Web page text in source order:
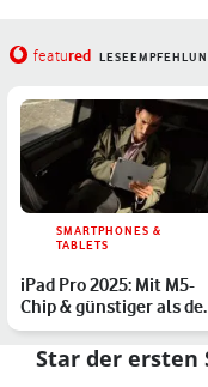
featured
SMARTPHONES &
TABLETS
iPad Pro 2025: Mit M5-
Chip & günstiger als
Vorgänger – alle I…
Star der